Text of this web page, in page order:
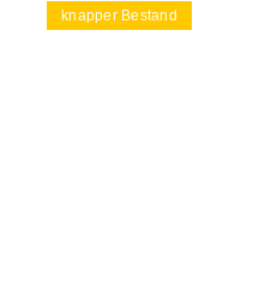
knapper Bestand